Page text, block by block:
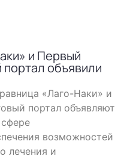
и Первый
объявили
«Лаго-Наки» и
портал объявляют
возможностей
лечения и